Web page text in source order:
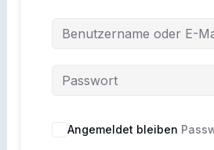
Angemeldet bleiben